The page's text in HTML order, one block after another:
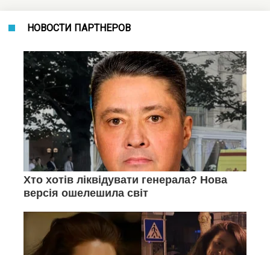
НОВОСТИ ПАРТНЕРОВ